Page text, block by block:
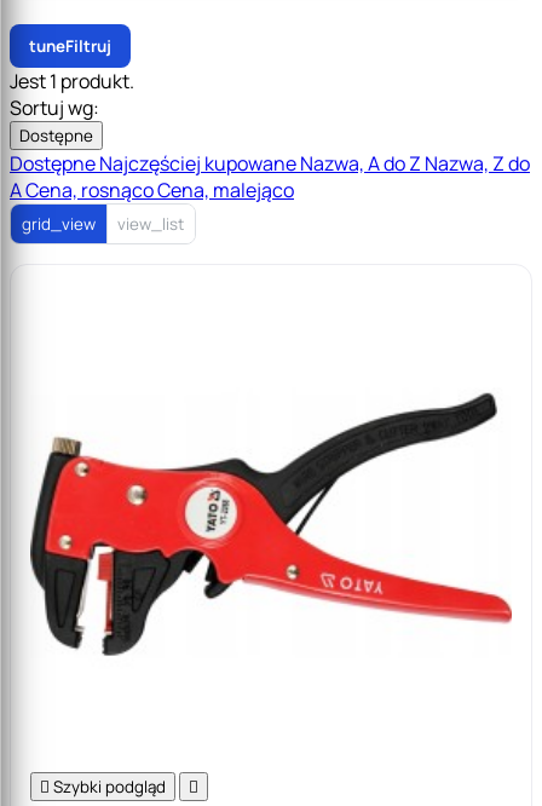
tuneFiltruj
Jest 1 produkt.
Sortuj wg:
Dostępne
DostępneNajczęściej kupowaneNazwa, A do Z Nazwa, Z do
ACena, rosnącoCena, malejąco
grid_view view_list
 Szybki podgląd 